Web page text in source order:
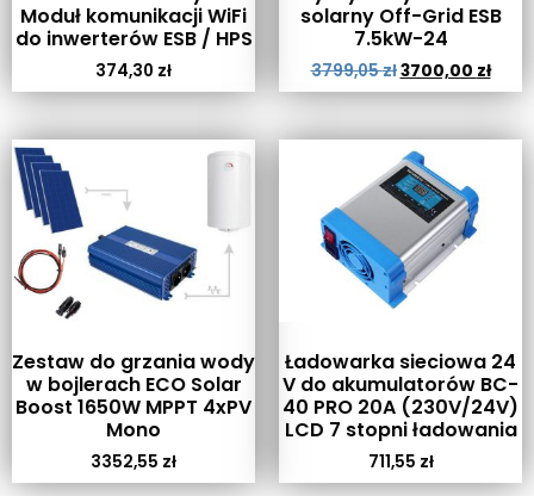
Moduł komunikacji WiFi
do inwerterów ESB / HPS
374,30 zł
solarny Off-Grid ESB
7.5kW-24
3799,05zł3700,00 zł
Zestaw do grzania wody
w bojlerach ECO Solar
Boost 1650W MPPT 4xPV
Mono
3352,55 zł
Ładowarka sieciowa 24
V do akumulatorów BC-
40 PRO 20A (230V/24V)
LCD 7 stopni ładowania
711,55 zł